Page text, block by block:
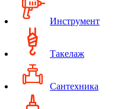
Инструмент
Такелаж
Сантехника